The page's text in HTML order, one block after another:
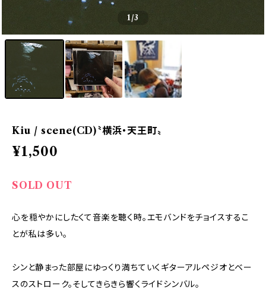
1/3
Kiu / scene(CD)〝横浜・天王町〟
¥1,500
SOLD OUT
心を穏やかにしたくて音楽を聴く時。エモバンドをチョイスするこ
とが私は多い。
シンと静まった部屋にゆっくり満ちていくギターアルペジオとベー
スのストローク。そしてきらきら響くライドシンバル。